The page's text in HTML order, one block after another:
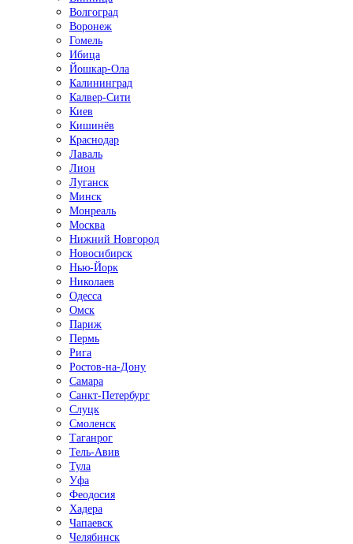
Волгоград
Воронеж
Гомель
Ибица
Йошкар-Ола
Калининград
Калвер-Сити
Киев
Кишинёв
Краснодар
Лаваль
Лион
Луганск
Минск
Монреаль
Москва
Нижний Новгород
Новосибирск
Нью-Йорк
Николаев
Одесса
Омск
Париж
Пермь
Рига
Ростов-на-Дону
Самара
Санкт-Петербург
Слуцк
Смоленск
Таганрог
Тель-Авив
Тула
Уфа
Феодосия
Хадера
Чапаевск
Челябинск